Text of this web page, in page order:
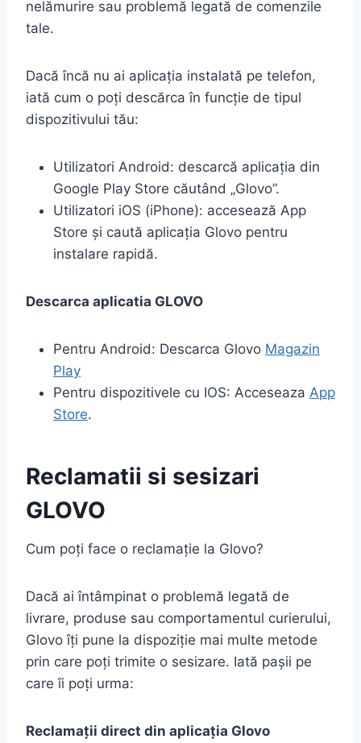
nelămurire sau problemă legată de comenzile
tale.
Dacă încă nu ai aplicația instalată pe telefon,
iată cum o poți descărca în funcție de tipul
dispozitivului tău:
Utilizatori Android: descarcă aplicația din
Google Play Store căutând „Glovo”.
Utilizatori iOS (iPhone): accesează App
Store și caută aplicația Glovo pentru
instalare rapidă.
Descarca aplicatia GLOVO
Pentru Android: Descarca Glovo Magazin
Play
Pentru dispozitivele cu IOS: Acceseaza App
Store.
Reclamatii si sesizari
GLOVO
Cum poți face o reclamație la Glovo?
Dacă ai întâmpinat o problemă legată de
livrare, produse sau comportamentul curierului,
Glovo îți pune la dispoziție mai multe metode
prin care poți trimite o sesizare. Iată pașii pe
care îi poți urma:
Reclamații direct din aplicația Glovo